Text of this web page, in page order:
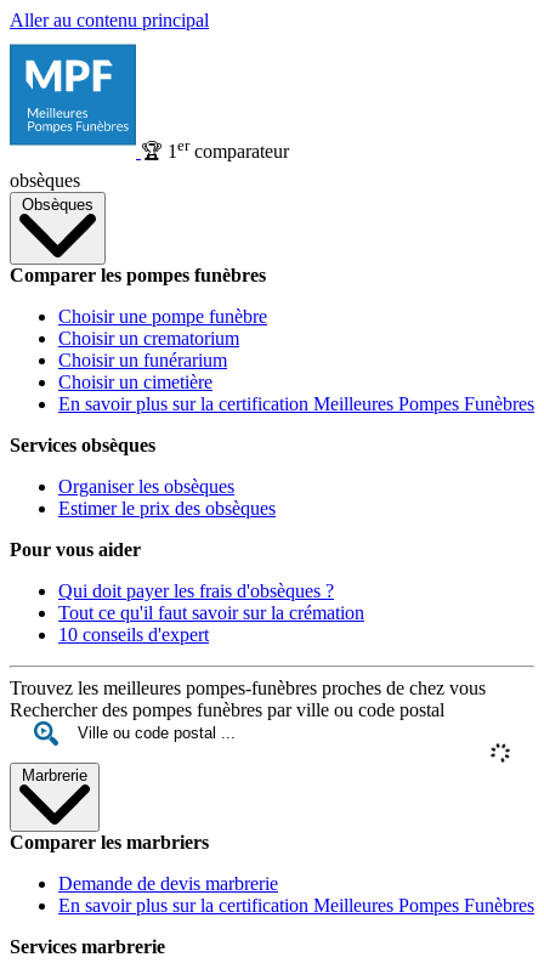
Aller au contenu principal
🏆 1 ercomparateur
obsèques
Obsèques
Comparer les pompes funèbres
Choisir une pompe funèbre
Choisir un crematorium
Choisir un funérarium
Choisir un cimetière
En savoir plus sur la certification Meilleures Pompes Funèbres
Services obsèques
Organiser les obsèques
Estimer le prix des obsèques
Pour vous aider
Qui doit payer les frais d'obsèques ?
Tout ce qu'il faut savoir sur la crémation
10 conseils d'expert
Trouvez les meilleures pompes-funèbres proches de chez vous
Rechercher des pompes funèbres par ville ou code postal
Marbrerie
Comparer les marbriers
Demande de devis marbrerie
En savoir plus sur la certification Meilleures Pompes Funèbres
Services marbrerie